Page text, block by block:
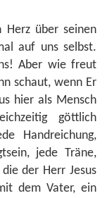
Herz über seinen
auf uns selbst.
Aber wie freut
schaut, wenn Er
hier als Mensch
göttlich
Handreichung,
jede Träne,
der Herr Jesus
dem Vater, ein